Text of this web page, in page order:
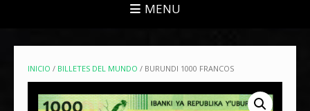
MENU
INICIO / BILLETES DEL MUNDO / BURUNDI 1000 FRANCOS